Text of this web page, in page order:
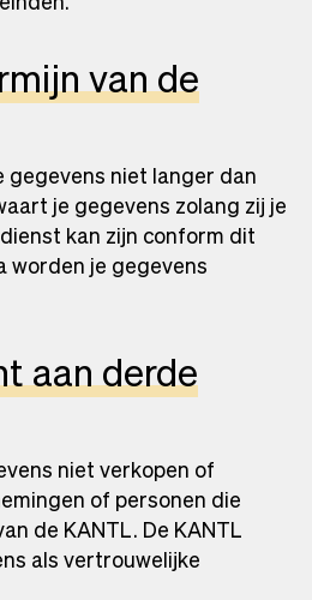
van de
gegevens niet langer dan
je gegevens zolang zij je
kan zijn conform dit
worden je gegevens
aan derde
niet verkopen of
of personen die
de KANTL. De KANTL
als vertrouwelijke